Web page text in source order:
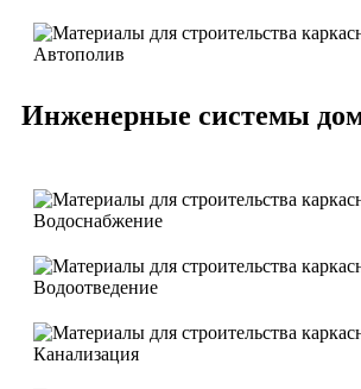
Автополив
Инженерные системы
Водоснабжение
Водоотведение
Канализация